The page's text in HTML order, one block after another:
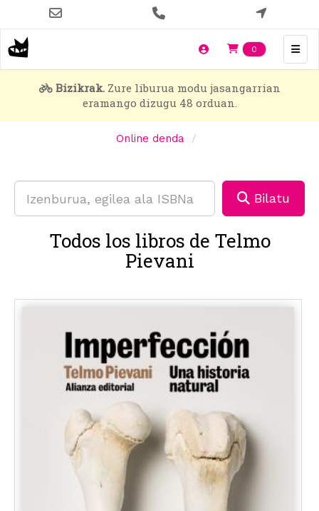
main
content
0 Items en
Bizikrak.Zure liburua modu jasangarrian
eramango dizugu 48 orduan.
Online denda
Bilatu
Todos los libros de Telmo
Pievani